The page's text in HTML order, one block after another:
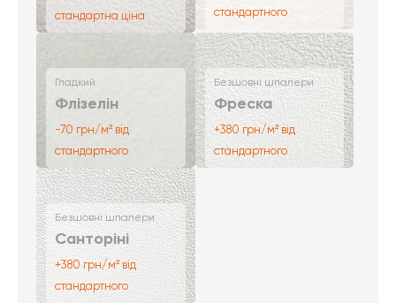
стандартна ціна
стандартного
Гладкий
Флізелін
-70 грн/м² від
стандартного
Безшовні шпалери
Фреска
+380 грн/м² від
стандартного
Безшовні шпалери
Санторіні
+380 грн/м² від
стандартного